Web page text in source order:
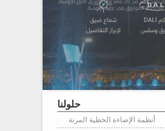
حلولنا
أنظمة الإضاءة الخطية المرنة